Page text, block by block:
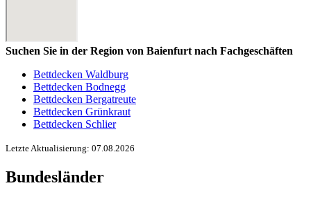
Suchen Sie in der Region von Baienfurt nach Fachgeschäften
Bettdecken Waldburg
Bettdecken Bodnegg
Bettdecken Bergatreute
Bettdecken Grünkraut
Bettdecken Schlier
Letzte Aktualisierung: 07.08.2026
Bundesländer